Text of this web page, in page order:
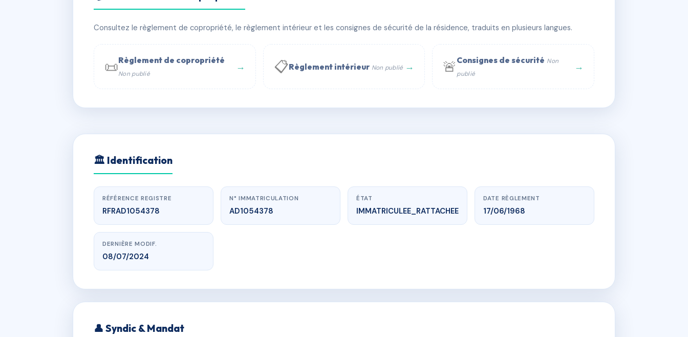
SDC HORTS ET PRATS
📍 bd jean moulin, 34600 Bédarieux
📞 Contacter Syndic Digital 💬 WhatsApp
Consultez le règlement de copropriété, le règlement intérieur et les consignes de sécurité de la résidence, traduits en plusieurs langues.
📜Règlement de copropriété
Non publié
→ 📋Règlement intérieur Non publié → 🚨 Consignes de sécurité Non
publié
→
AD1054378 🇫🇷
🏛 Identification
RÉFÉRENCE REGISTRE
RFRAD1054378
N° IMMATRICULATION
AD1054378
ÉTAT
IMMATRICULEE_RATTACHEE
DATE RÈGLEMENT
17/06/1968
DERNIÈRE MODIF.
08/07/2024
👤 Syndic & Mandat